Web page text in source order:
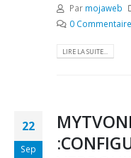
Par mojaweb
0
LIRE LA SUITE...
22
Sep